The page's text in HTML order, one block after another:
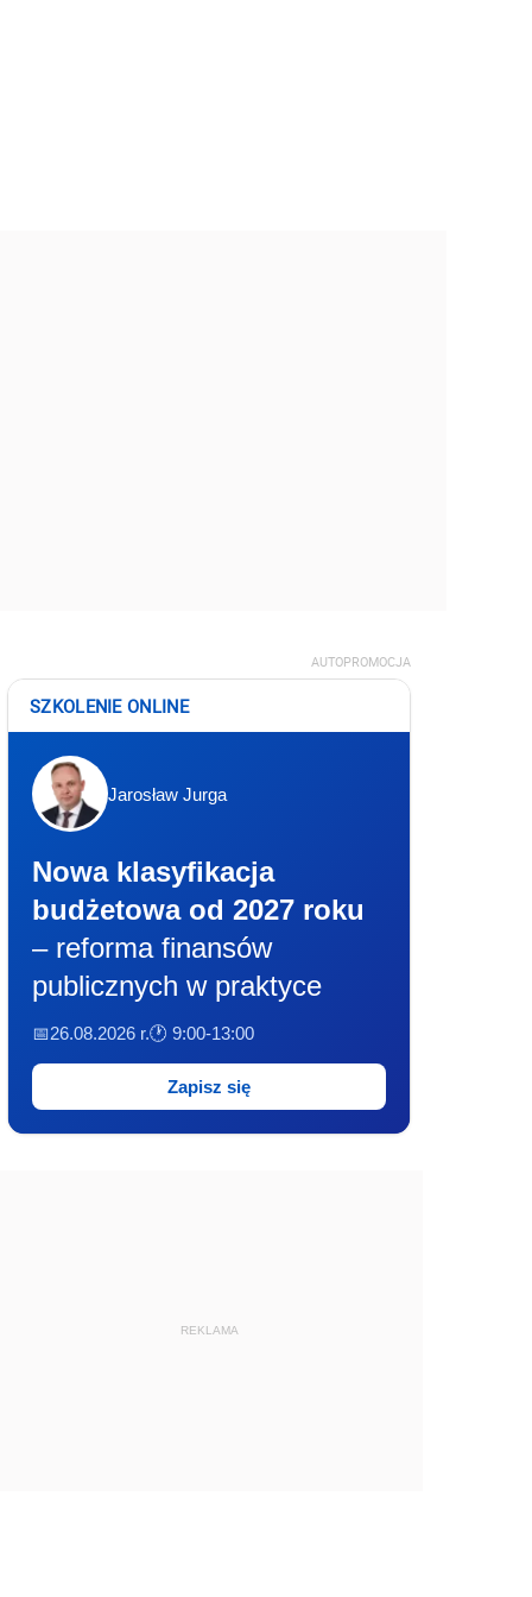
AUTOPROMOCJA
SZKOLENIE ONLINE
Jarosław Jurga
Nowa klasyfikacja
budżetowa od 2027 roku
– reforma finansów
publicznych w praktyce
📅26.08.2026 r.🕐 9:00-13:00
Zapisz się
REKLAMA